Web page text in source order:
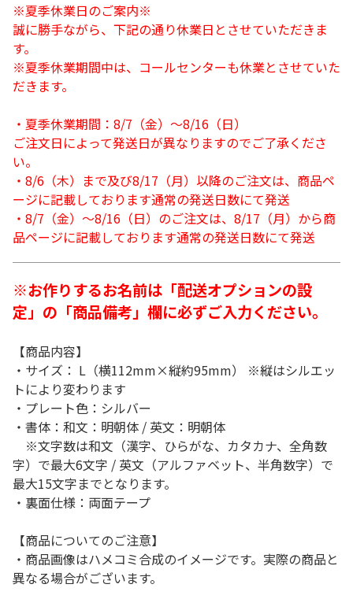
※夏季休業日のご案内※
誠に勝手ながら、下記の通り休業日とさせていただきま
す。
※夏季休業期間中は、コールセンターも休業とさせていた
だきます。
・夏季休業期間：8/7（金）～8/16（日）
ご注文日によって発送日が異なりますのでご了承くださ
い。
・8/6（木）まで及び8/17（月）以降のご注文は、商品ペ
ージに記載しております通常の発送日数にて発送
・8/7（金）～8/16（日）のご注文は、8/17（月）から商
品ページに記載しております通常の発送日数にて発送
※お作りするお名前は「配送オプションの設
定」の「商品備考」欄に必ずご入力ください。
【商品内容】
・サイズ： L（横112mm×縦約95mm） ※縦はシルエッ
トにより変わります
・プレート色：シルバー
・書体：和文：明朝体 / 英文：明朝体
※文字数は和文（漢字、ひらがな、カタカナ、全角数
字）で最大6文字 / 英文（アルファベット、半角数字）で
最大15文字までとなります。
・裏面仕様：両面テープ
【商品についてのご注意】
・商品画像はハメコミ合成のイメージです。実際の商品と
異なる場合がございます。